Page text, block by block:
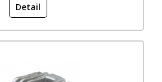
Detail